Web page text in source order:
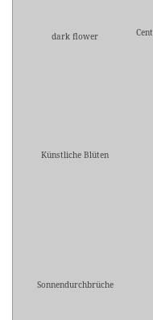
dark flower
Künstliche Blüten
Sonnendurchbrüche